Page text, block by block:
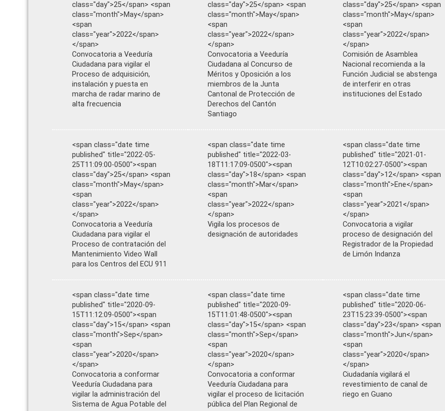
class="day">25</span> <span
class="month">May</span>
<span
class="year">2022</span>
</span>
Convocatoria a Veeduría
Ciudadana para vigilar el
Proceso de adquisición,
instalación y puesta en
marcha de radar marino de
alta frecuencia
class="day">25</span> <span
class="month">May</span>
<span
class="year">2022</span>
</span>
Convocatoria a Veeduría
Ciudadana al Concurso de
Méritos y Oposición a los
miembros de la Junta
Cantonal de Protección de
Derechos del Cantón
Santiago
class="day">25</span> <span
class="month">May</span>
<span
class="year">2022</span>
</span>
Comisión de Asamblea
Nacional recomienda a la
Función Judicial se abstenga
de interferir en otras
instituciones del Estado
<span class="date time
published" title="2022-05-
25T11:09:00-0500"><span
class="day">25</span> <span
class="month">May</span>
<span
class="year">2022</span>
</span>
Convocatoria a Veeduría
Ciudadana para vigilar el
Proceso de contratación del
Mantenimiento Video Wall
para los Centros del ECU 911
<span class="date time
published" title="2022-03-
18T11:17:09-0500"><span
class="day">18</span> <span
class="month">Mar</span>
<span
class="year">2022</span>
</span>
Vigila los procesos de
designación de autoridades
<span class="date time
published" title="2021-01-
12T10:02:27-0500"><span
class="day">12</span> <span
class="month">Ene</span>
<span
class="year">2021</span>
</span>
Convocatoria a vigilar
proceso de designación del
Registrador de la Propiedad
de Limón Indanza
<span class="date time
published" title="2020-09-
15T11:12:09-0500"><span
class="day">15</span> <span
class="month">Sep</span>
<span
class="year">2020</span>
</span>
Convocatoria a conformar
Veeduría Ciudadana para
vigilar la administración del
Sistema de Agua Potable del
<span class="date time
published" title="2020-09-
15T11:01:48-0500"><span
class="day">15</span> <span
class="month">Sep</span>
<span
class="year">2020</span>
</span>
Convocatoria a conformar
Veeduría Ciudadana para
vigilar el proceso de licitación
pública del Plan Regional de
<span class="date time
published" title="2020-06-
23T15:23:39-0500"><span
class="day">23</span> <span
class="month">Jun</span>
<span
class="year">2020</span>
</span>
Ciudadanía vigilará el
revestimiento de canal de
riego en Guano